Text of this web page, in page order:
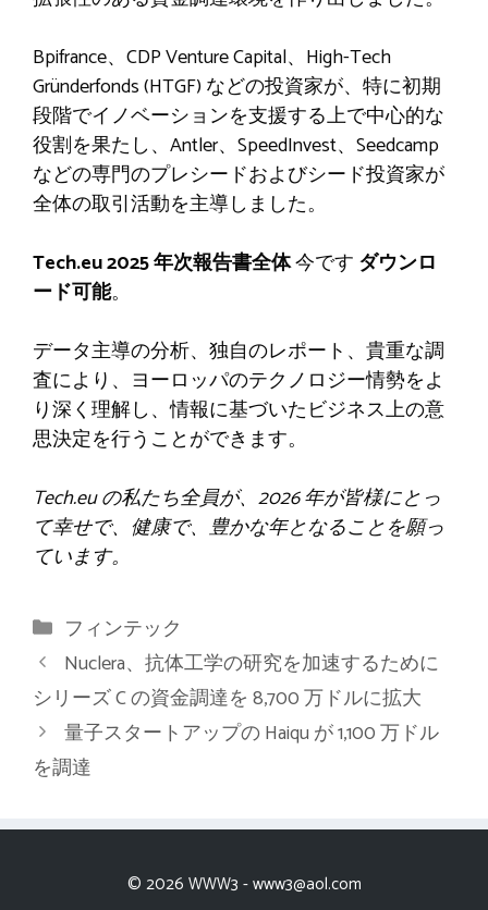
Bpifrance、CDP Venture Capital、High-Tech
Gründerfonds (HTGF) などの投資家が、特に初期
段階でイノベーションを支援する上で中心的な
役割を果たし、Antler、SpeedInvest、Seedcamp
などの専門のプレシードおよびシード投資家が
全体の取引活動を主導しました。
Tech.eu 2025 年次報告書全体今です ダウンロ
ード可能。
データ主導の分析、独自のレポート、貴重な調
査により、ヨーロッパのテクノロジー情勢をよ
り深く理解し、情報に基づいたビジネス上の意
思決定を行うことができます。
Tech.eu の私たち全員が、2026 年が皆様にとっ
て幸せで、健康で、豊かな年となることを願っ
ています。
カ
テ
ゴ
リ
ー
フィンテック
Nuclera、抗体工学の研究を加速するために
シリーズ C の資金調達を 8,700 万ドルに拡大
量子スタートアップの Haiqu が 1,100 万ドル
を調達
© 2026 WWW3 -www3@aol.com